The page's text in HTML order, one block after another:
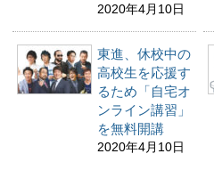
2020年4月10日
東進、休校中の
高校生を応援す
るため「自宅オ
ンライン講習」
を無料開講
2020年4月10日